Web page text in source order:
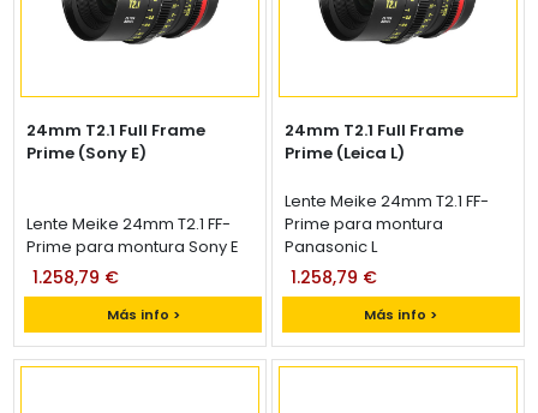
24mm T2.1 Full Frame
Prime (Sony E)
Lente Meike 24mm T2.1 FF-
Prime para montura Sony E
Más info >
1.258,79 €
24mm T2.1 Full Frame
Prime (Leica L)
Lente Meike 24mm T2.1 FF-
Prime para montura
Panasonic L
Más info >
1.258,79 €